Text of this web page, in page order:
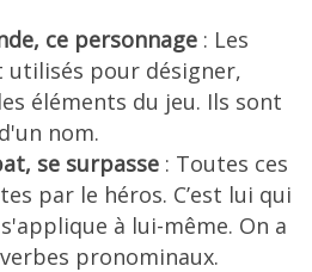
ce personnage : Les
utilisés pour désigner,
éléments du jeu. Ils sont
nom.
se surpasse : Toutes ces
par le héros. C’est lui qui
à lui-même. On a
pronominaux.